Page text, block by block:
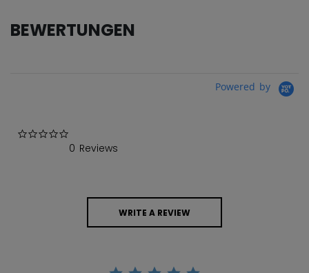
BEWERTUNGEN
Powered by
0 Reviews
WRITE A REVIEW